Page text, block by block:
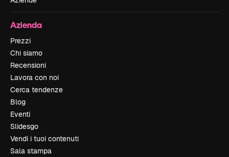
Azienda
Prezzi
Chi siamo
Recensioni
Lavora con noi
Cerca tendenze
Blog
Eventi
Slidesgo
Vendi i tuoi contenuti
Sala stampa